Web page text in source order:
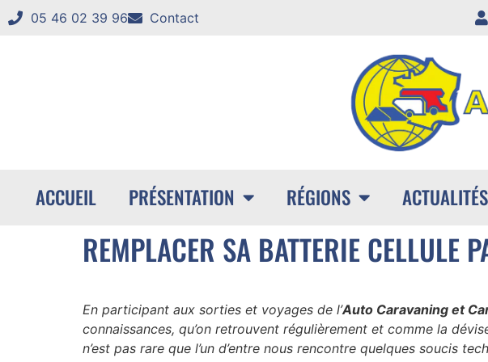
05 46 02 39 96 Contact
ACCUEIL PRÉSENTATION RÉGIONS ACTUALITÉS
REMPLACER SA BATTERIE CELLULE
En participant aux sorties et voyages de l’Auto Caravaning et
connaissances, qu’on retrouvent régulièrement et comme la
n’est pas rare que l’un d’entre nous rencontre quelques soucis